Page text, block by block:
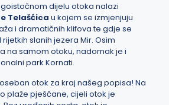
dijelu otoka nalazi
Telašćica u kojem se izmjenjuju
i dramatičnih klifova te gdje se
slanih jezera Mir. Osim
na samom otoku, nadomak je i
park Kornati.
otok za kraj našeg popisa! Na
plaže pješčane, cijeli otok je